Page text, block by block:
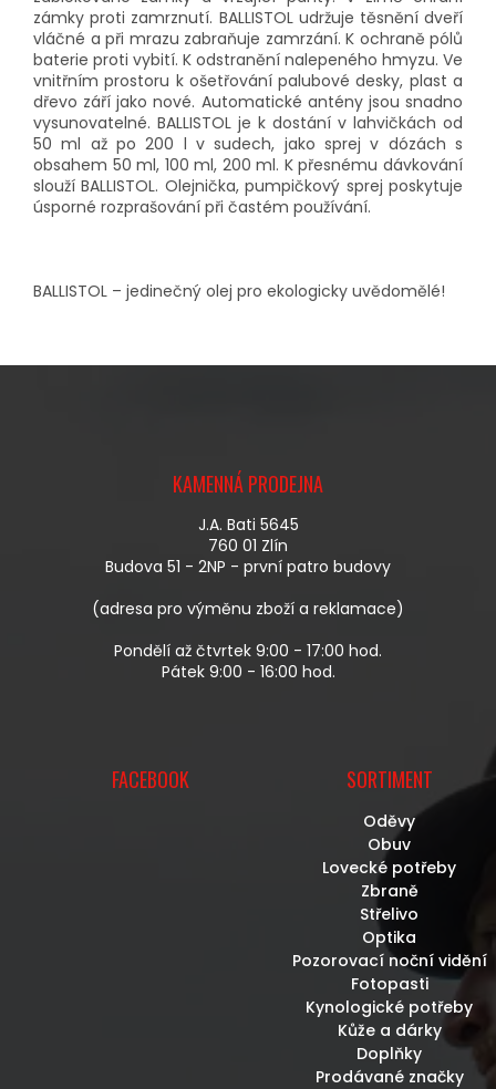
zámky proti zamrznutí. BALLISTOL udržuje těsnění dveří
vláčné a při mrazu zabraňuje zamrzání. K ochraně pólů
baterie proti vybití. K odstranění nalepeného hmyzu. Ve
vnitřním prostoru k ošetřování palubové desky, plast a
dřevo září jako nové. Automatické antény jsou snadno
vysunovatelné. BALLISTOL je k dostání v lahvičkách od
50 ml až po 200 l v sudech, jako sprej v dózách s
obsahem 50 ml, 100 ml, 200 ml. K přesnému dávkování
slouží BALLISTOL. Olejnička, pumpičkový sprej poskytuje
úsporné rozprašování při častém používání.
BALLISTOL – jedinečný olej pro ekologicky uvědomělé!
KAMENNÁ PRODEJNA
J.A. Bati 5645
760 01 Zlín
Budova 51 - 2NP - první patro budovy
(adresa pro výměnu zboží a reklamace)
Pondělí až čtvrtek 9:00 - 17:00 hod.
Pátek 9:00 - 16:00 hod.
FACEBOOK SORTIMENT
Oděvy
Obuv
Lovecké potřeby
Zbraně
Střelivo
Optika
Pozorovací noční vidění
Fotopasti
Kynologické potřeby
Kůže a dárky
Doplňky
Prodávané značky